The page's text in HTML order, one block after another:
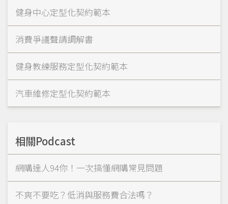
健身中心定型化契約範本
消費爭議聲請調解書
健身教練服務定型化契約範本
汽車維修定型化契約範本
相關Podcast
網購達人94你！一次搞懂網購常見問題
不爽不要吃？低消與服務費合法嗎？